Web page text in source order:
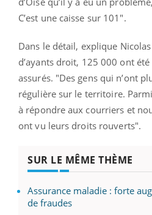
C’est une caisse sur 101".
Dans le détail, explique
d’ayants droit, 125 000 ont
assurés. "Des gens qui n’ont
régulière sur le territoire.
à répondre aux courriers et
ont vu leurs droits rouverts".
SUR LE MÊME THÈME
Assurance maladie : forte
de fraudes